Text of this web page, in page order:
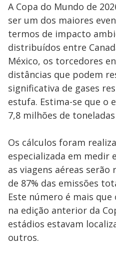
A Copa do Mundo de
ser um dos maiores
termos de impacto
distribuídos entre
México, os torcedores
distâncias que podem
significativa de gases
estufa. Estima-se que o
7,8 milhões de
Os cálculos foram
especializada em medir
as viagens aéreas serão
de 87% das emissões
Este número é mais
na edição anterior da
estádios estavam
outros.